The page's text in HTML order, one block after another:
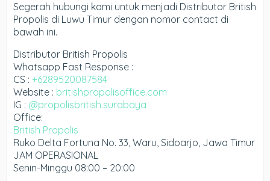
Segerah hubungi kami untuk menjadi Distributor British
Propolis di Luwu Timur dengan nomor contact di
bawah ini.
Distributor British Propolis
Whatsapp Fast Response :
CS : +6289520087584
Website : britishpropolisoffice.com
IG : @propolisbritish.surabaya
Office:
British Propolis
Ruko Delta Fortuna No. 33, Waru, Sidoarjo, Jawa Timur
JAM OPERASIONAL
Senin-Minggu 08:00 – 20:00